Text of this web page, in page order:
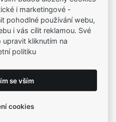
k vybraným šperkům
4 prodejen
i marketingové -
pohodlné používání webu,
i vás cílit reklamou. Své
upravit kliknutím na
politiku
se vším
cookies